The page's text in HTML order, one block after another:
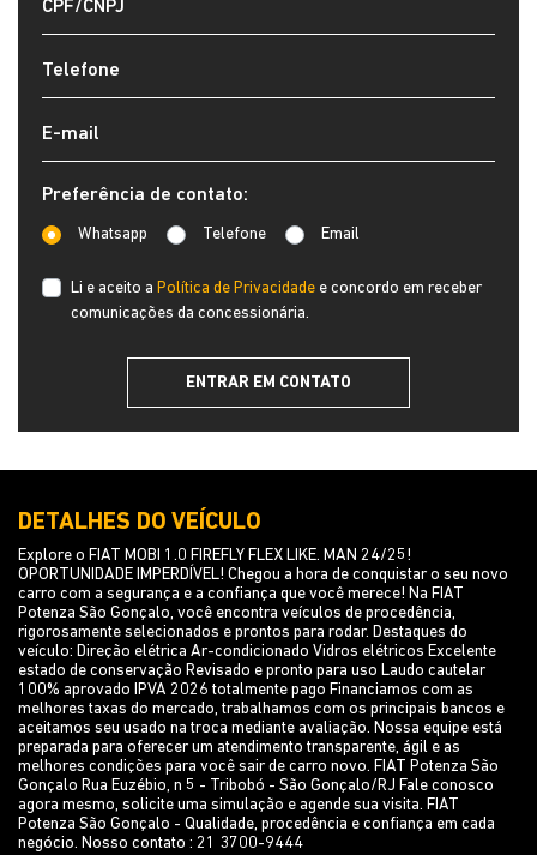
Preferência de contato:
Whatsapp Telefone Email
Li e aceito a Política de Privacidade e concordo em receber
comunicações da concessionária.
ENTRAR EM CONTATO
DETALHES DO VEÍCULO
Explore o FIAT MOBI 1.0 FIREFLY FLEX LIKE. MAN 24/25!
OPORTUNIDADE IMPERDÍVEL! Chegou a hora de conquistar o seu novo
carro com a segurança e a confiança que você merece! Na FIAT
Potenza São Gonçalo, você encontra veículos de procedência,
rigorosamente selecionados e prontos para rodar. Destaques do
veículo: Direção elétrica Ar-condicionado Vidros elétricos Excelente
estado de conservação Revisado e pronto para uso Laudo cautelar
100% aprovado IPVA 2026 totalmente pago Financiamos com as
melhores taxas do mercado, trabalhamos com os principais bancos e
aceitamos seu usado na troca mediante avaliação. Nossa equipe está
preparada para oferecer um atendimento transparente, ágil e as
melhores condições para você sair de carro novo. FIAT Potenza São
Gonçalo Rua Euzébio, n 5 - Tribobó - São Gonçalo/RJ Fale conosco
agora mesmo, solicite uma simulação e agende sua visita. FIAT
Potenza São Gonçalo - Qualidade, procedência e confiança em cada
negócio. Nosso contato : 21 3700-9444